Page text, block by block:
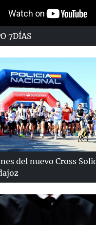
7DÍAS
del nuevo Cross